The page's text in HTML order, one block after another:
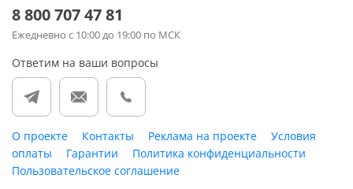
8 800 707 47 81
Ежедневно с 10:00 до 19:00 по МСК
Ответим на ваши вопросы
О проекте Контакты Реклама на проекте
Условия
оплаты
Гарантии
Политика конфиденциальности
Пользовательское соглашение